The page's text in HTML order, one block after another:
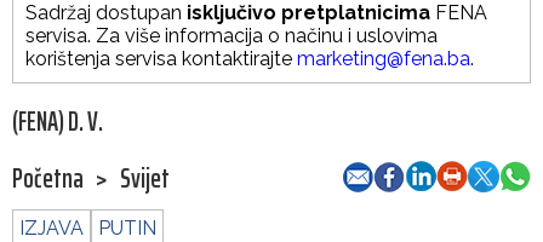
Sadržaj dostupan isključivo pretplatnicima FENA
servisa. Za više informacija o načinu i uslovima
korištenja servisa kontaktirajte marketing@fena.ba.
(FENA) D. V.
Početna > Svijet
IZJAVA PUTIN